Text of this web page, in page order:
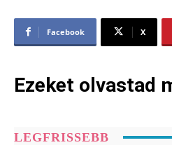
Facebook X
Ezeket olvastad
LEGFRISSEBB